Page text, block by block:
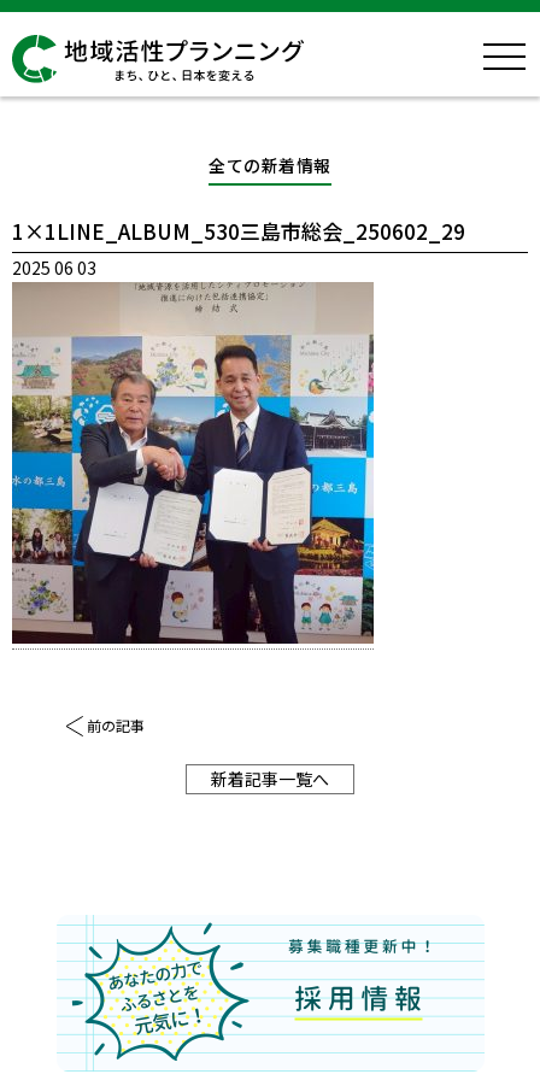
全ての新着情報
1×1LINE_ALBUM_530三島市総会_250602_29
2025 06 03
前の記事
新着記事一覧へ